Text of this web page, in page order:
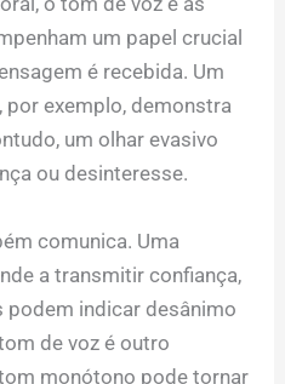
um papel crucial
é recebida. Um
exemplo, demonstra
um olhar evasivo
ou desinteresse.
comunica. Uma
a transmitir confiança,
indicar desânimo
de voz é outro
monótono pode tornar